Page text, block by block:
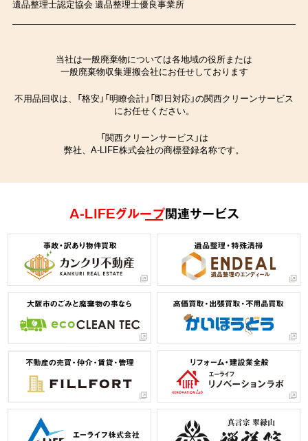
遺品整理士認定協会 遺品整理士優良事業所
当社は一般廃棄物については各地域の役所または
一般廃棄物収集運搬会社にお任せしております
不用品回収は、「格安」「明瞭会計」「即日対応」の関西クリーンサービス
にお任せください。
「関西クリーンサービス」は
弊社、A-LIFE株式会社の商標登録名称です。
A-LIFEグループ関連サービス